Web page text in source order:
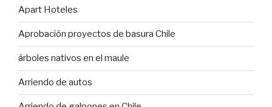
Apart Hoteles
Aprobación proyectos de basura Chile
árboles nativos en el maule
Arriendo de autos